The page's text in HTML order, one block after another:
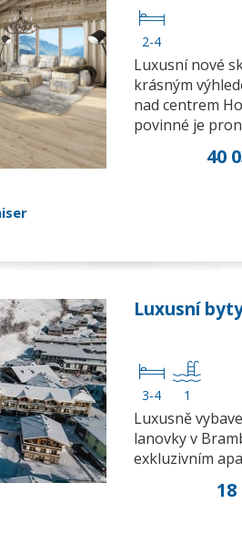
2-4
Luxusní nové
krásným
nad centrem
povinné je
40
Luxusní
3-4 1
Luxusně
lanovky v
exkluzivním
18